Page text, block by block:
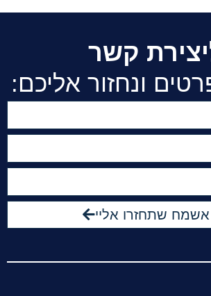
קשר
ונחזור אליכם:
אשמח שתחזרו אליי